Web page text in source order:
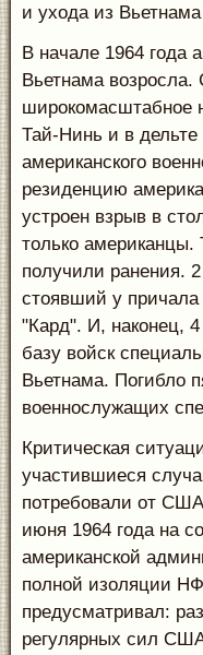
и ухода из
В начале 1964 года
Вьетнама
широкомасштабное
Тай-Нинь и в
американского
резиденцию
устроен взрыв в
только
получили ранения.
стоявший у причала
"Кард". И, наконец,
базу войск
Вьетнама. Погибло
военнослужащих
Критическая
участившиеся
потребовали от
июня 1964 года на
американской
полной изоляции
предусматривал:
регулярных сил